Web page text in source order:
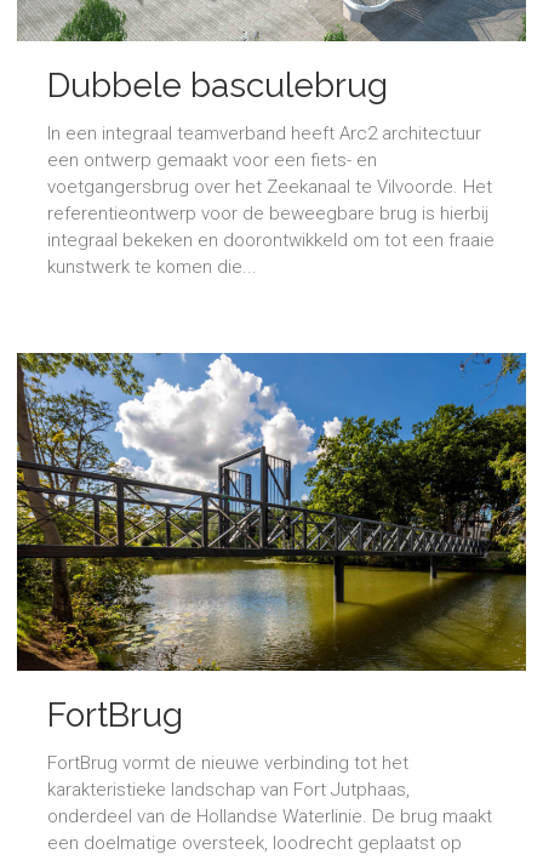
Dubbele basculebrug
In een integraal teamverband heeft Arc2 architectuur
een ontwerp gemaakt voor een fiets- en
voetgangersbrug over het Zeekanaal te Vilvoorde. Het
referentieontwerp voor de beweegbare brug is hierbij
integraal bekeken en doorontwikkeld om tot een fraaie
kunstwerk te komen die...
FortBrug
FortBrug vormt de nieuwe verbinding tot het
karakteristieke landschap van Fort Jutphaas,
onderdeel van de Hollandse Waterlinie. De brug maakt
een doelmatige oversteek, loodrecht geplaatst op